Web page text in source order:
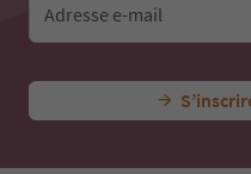
Adresse e-mail